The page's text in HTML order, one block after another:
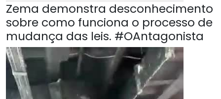
Zema demonstra desconhecimento
sobre como funciona o processo de
mudança das leis. #OAntagonista